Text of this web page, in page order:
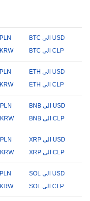
BTC الى PLN
BTC الى USD
BTC الى KRW BTC الى CLP
ETH الى PLN
ETH الى USD
ETH الى KRW ETH الى CLP
BNB الى PLN
BNB الى USD
BNB الى KRW BNB الى CLP
XRP الى PLN
XRP الى USD
XRP الى KRW XRP الى CLP
SOL الى PLN
SOL الى USD
SOL الى KRW SOL الى CLP